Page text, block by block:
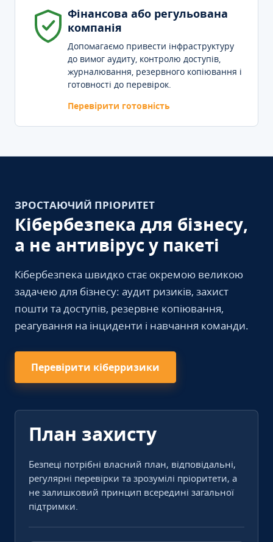
Фінансова або регульована
компанія
Допомагаємо привести інфраструктуру
до вимог аудиту, контролю доступів,
журналювання, резервного копіювання і
готовності до перевірок.
Перевірити готовність
ЗРОСТАЮЧИЙ ПРІОРИТЕТ
Кібербезпека для бізнесу,
а не антивірус у пакеті
Кібербезпека швидко стає окремою великою
задачею для бізнесу: аудит ризиків, захист
пошти та доступів, резервне копіювання,
реагування на інциденти і навчання команди.
Перевірити кіберризики
План захисту
Безпеці потрібні власний план, відповідальні,
регулярні перевірки та зрозумілі пріоритети, а
не залишковий принцип всередині загальної
підтримки.